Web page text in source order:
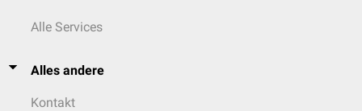
Alle Services
Alles andere
Kontakt